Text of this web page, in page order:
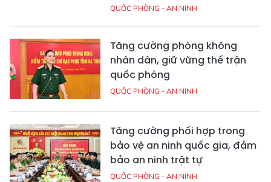
QUỐC PHÒNG - AN NINH
Tăng cường phòng không
nhân dân, giữ vững thế trận
quốc phòng
QUỐC PHÒNG - AN NINH
Tăng cường phối hợp trong
bảo vệ an ninh quốc gia, đảm
bảo an ninh trật tự
QUỐC PHÒNG - AN NINH